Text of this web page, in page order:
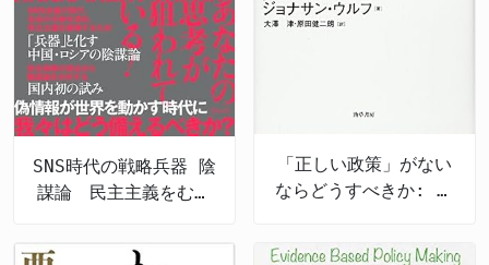
SNS時代の戦略兵器 陰
謀論 民主主義をむし
「正しい政策」がない
ならどうすべきか: 政